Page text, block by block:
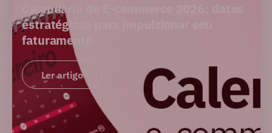
Calendário de E-commerce 2026: datas
estratégicas para impulsionar seu
faturamento
Ler artigo